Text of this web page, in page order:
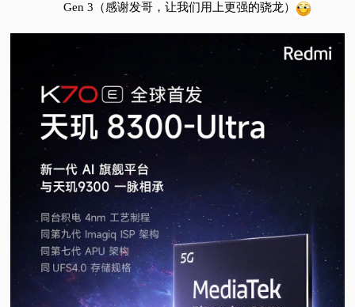
Gen 3（感谢发哥，让我们用上更强的骁龙）